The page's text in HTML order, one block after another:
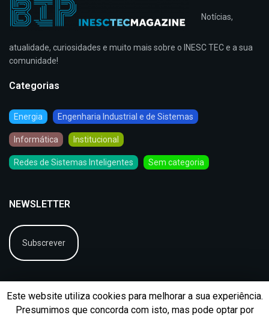
Notícias,
atualidade, curiosidades e muito mais sobre o INESC TEC e a sua
comunidade!
Categorias
Energia Engenharia Industrial e de Sistemas
Informática Institucional
Redes de Sistemas Inteligentes Sem categoria
NEWSLETTER
Subscrever
Este website utiliza cookies para melhorar a sua experiência.
Presumimos que concorda com isto, mas pode optar por